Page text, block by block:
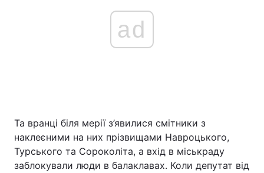
ad
Та вранці біля мерії з’явилися смітники з
наклеєними на них прізвищами Навроцького,
Турського та Сороколіта, а вхід в міськраду
заблокували люди в балаклавах. Коли депутат від